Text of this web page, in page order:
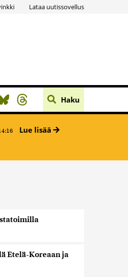
Lataa uutissovellus
Haku
Lue lisää
Etelä-Koreaan ja